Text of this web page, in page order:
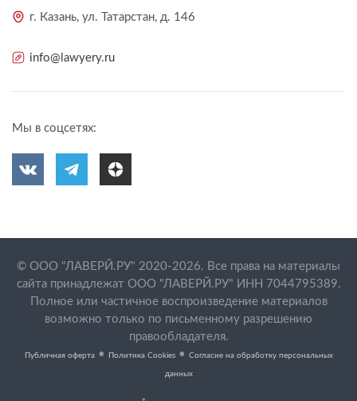
г. Казань, ул. Татарстан, д. 146
info@lawyery.ru
Мы в соцсетях:
© ООО "ЛАВЕРЙ.РУ" 2020-2026. Все права на материалы
сайта принадлежат ООО "ЛАВЕРЙ.РУ" ИНН 7044795389.
Полное или частичное воспроизведение материалов
возможно только по письменному разрешению
правообладателя.
Публичная оферта • Политика Cookies • Согласие на обработку персональных
данных